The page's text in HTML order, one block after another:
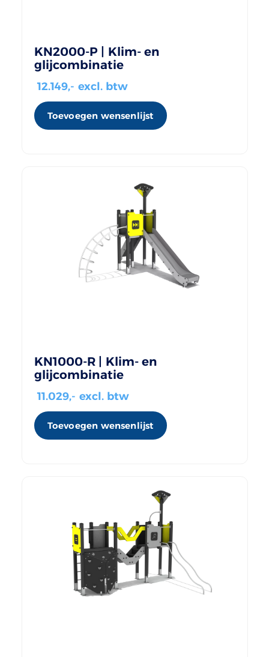
KN2000-P | Klim- en
glijcombinatie
12.149,- excl. btw
Toevoegen wensenlijst
KN1000-R | Klim- en
glijcombinatie
11.029,- excl. btw
Toevoegen wensenlijst